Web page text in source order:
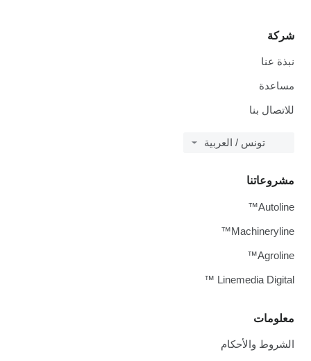
شركة
نبذة عنا
مساعدة
للاتصال بنا
تونس / العربية
معلومات
الشروط والأحكام
مشروعاتنا
Autoline™
Machineryline™
Agroline™
Linemedia Digital ™